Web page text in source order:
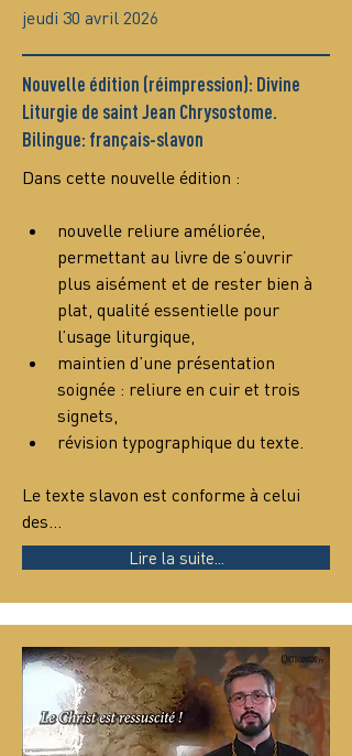
jeudi 30 avril 2026
Nouvelle édition (réimpression): Divine
Liturgie de saint Jean Chrysostome.
Bilingue: français-slavon
Dans cette nouvelle édition :
nouvelle reliure améliorée,
permettant au livre de s’ouvrir
plus aisément et de rester bien à
plat, qualité essentielle pour
l’usage liturgique,
maintien d’une présentation
soignée : reliure en cuir et trois
signets,
révision typographique du texte.
Le texte slavon est conforme à celui
des…
Lire la suite...